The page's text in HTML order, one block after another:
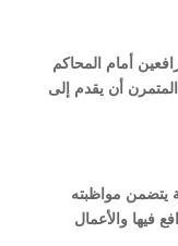
أمام المحاكم
المتمرن أن يقدم إلى
يتضمن مواظبته
فيها والأعمال